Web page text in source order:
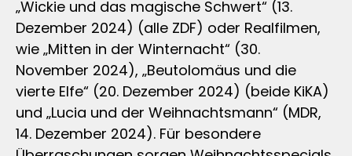
„Wickie und das magische Schwert“ (13.
Dezember 2024) (alle ZDF) oder Realfilmen,
wie „Mitten in der Winternacht“ (30.
November 2024), „Beutolomäus und die
vierte Elfe“ (20. Dezember 2024) (beide KiKA)
und „Lucia und der Weihnachtsmann“ (MDR,
14. Dezember 2024). Für besondere